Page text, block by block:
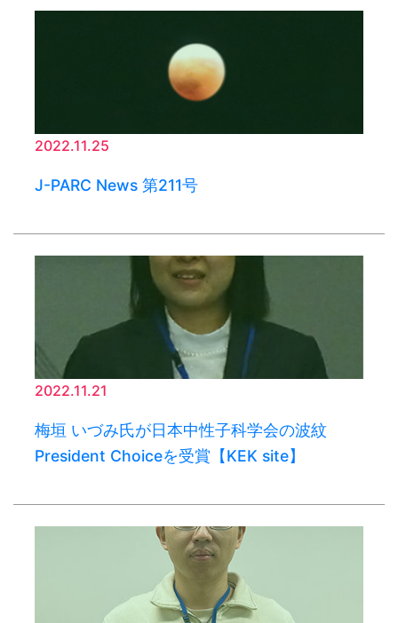
2022.11.25
J-PARC News 第211号
2022.11.21
梅垣 いづみ氏が日本中性子科学会の波紋
President Choiceを受賞【KEK site】